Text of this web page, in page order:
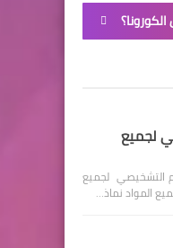
لجميع
التشخيصي لجميع
المواد نماذ…